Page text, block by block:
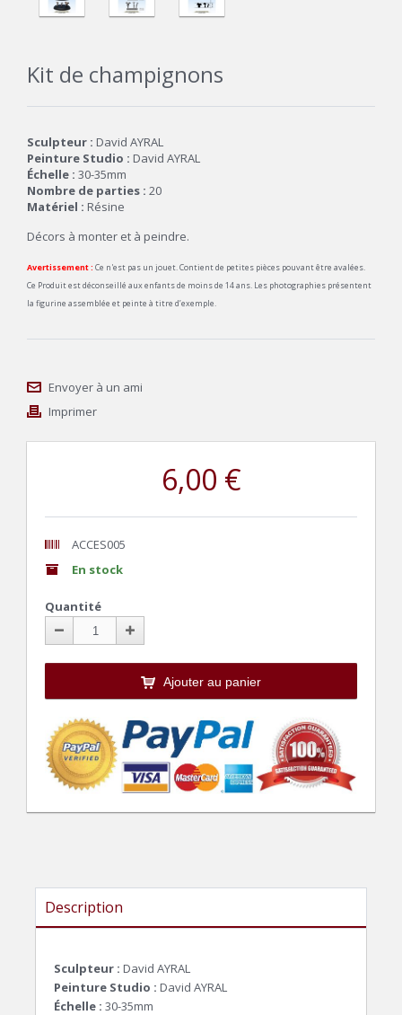
Kit de champignons
Sculpteur : David AYRAL
Peinture Studio : David AYRAL
Échelle : 30-35mm
Nombre de parties : 20
Matériel : Résine
Décors à monter et à peindre.
Avertissement : Ce n'est pas un jouet. Contient de petites pièces pouvant être avalées.
Ce Produit est déconseillé aux enfants de moins de 14 ans. Les photographies présentent
la figurine assemblée et peinte à titre d’exemple.
Envoyer à un ami
Imprimer
6,00 €
ACCES005
En stock
Quantité
Ajouter au panier
Description
Sculpteur : David AYRAL
Peinture Studio : David AYRAL
Échelle : 30-35mm